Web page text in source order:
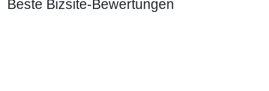
Beste Bizsite-Bewertungen